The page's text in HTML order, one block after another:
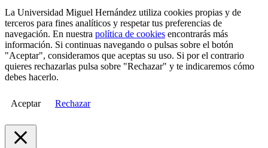
La Universidad Miguel Hernández utiliza cookies propias y de
terceros para fines analíticos y respetar tus preferencias de
navegación. En nuestra política de cookies encontrarás más
información. Si continuas navegando o pulsas sobre el botón
"Aceptar", consideramos que aceptas su uso. Si por el contrario
quieres rechazarlas pulsa sobre "Rechazar" y te indicaremos cómo
debes hacerlo.
Aceptar Rechazar